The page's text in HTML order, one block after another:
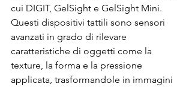
cui DIGIT, GelSight e GelSight Mini.
Questi dispositivi tattili sono sensori
avanzati in grado di rilevare
caratteristiche di oggetti come la
texture, la forma e la pressione
applicata, trasformandole in immagini